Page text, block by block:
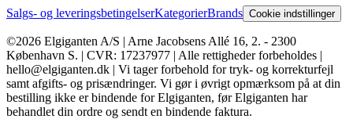
Salgs- og leveringsbetingelserKategorierBrands Cookie indstillinger
©2026 Elgiganten A/S | Arne Jacobsens Allé 16, 2. - 2300
København S. | CVR: 17237977 | Alle rettigheder forbeholdes |
hello@elgiganten.dk | Vi tager forbehold for tryk- og korrekturfejl
samt afgifts- og prisændringer. Vi gør i øvrigt opmærksom på at din
bestilling ikke er bindende for Elgiganten, før Elgiganten har
behandlet din ordre og sendt en bindende faktura.